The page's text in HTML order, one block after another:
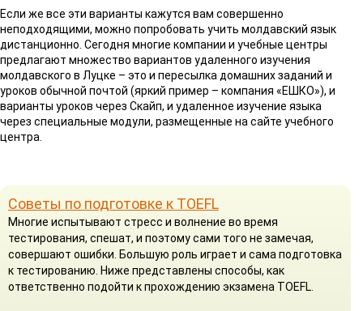
Если же все эти варианты кажутся вам совершенно
неподходящими, можно попробовать учить молдавский язык
дистанционно. Сегодня многие компании и учебные центры
предлагают множество вариантов удаленного изучения
молдавского в Луцке – это и пересылка домашних заданий и
уроков обычной почтой (яркий пример – компания «ЕШКО»), и
варианты уроков через Скайп, и удаленное изучение языка
через специальные модули, размещенные на сайте учебного
центра.
Советы по подготовке к TOEFL
Многие испытывают стресс и волнение во время
тестирования, спешат, и поэтому сами того не замечая,
совершают ошибки. Большую роль играет и сама подготовка
к тестированию. Ниже представлены способы, как
ответственно подойти к прохождению экзамена TOEFL.